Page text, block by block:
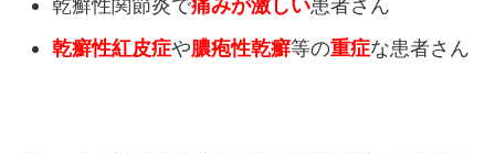
乾癬性関節炎で痛みが激しい患者さん
乾癬性紅皮症や膿疱性乾癬等の重症な患者さん